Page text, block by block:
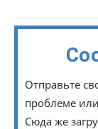
Отправьте
проблеме
Сюда же